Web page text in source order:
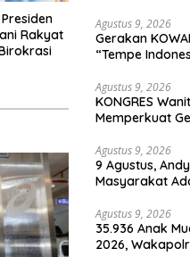
Rakyat
Agustus 9, 2026
Gerakan
“Tempe
Agustus 9, 2026
KONGRES
Memperkuat
Agustus 9, 2026
9 Agustus,
Masyarakat
Agustus 9, 2026
35.936 Anak
2026,